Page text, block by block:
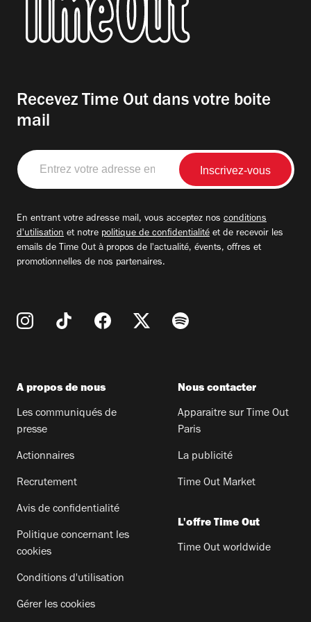
Recevez Time Out dans votre boite
mail
Entrez
votre
adresse
En entrant votre adresse mail, vous acceptez nos conditions
d'utilisation et notre politique de confidentialité et de recevoir les
emails de Time Out à propos de l'actualité, évents, offres et
promotionnelles de nos partenaires.
A propos de nous
Les communiqués de
presse
Actionnaires
Recrutement
Avis de confidentialité
Politique concernant les
cookies
Conditions d'utilisation
Gérer les cookies
Nous contacter
Apparaitre sur Time Out
Paris
La publicité
Time Out Market
L'offre Time Out
Time Out worldwide